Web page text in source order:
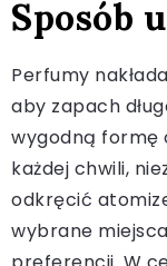
Sposób
Perfumy
aby zapach
wygodną formę
każdej chwili,
odkręcić
wybrane